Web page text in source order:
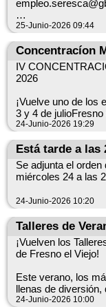
Teléfono: 658165580
25-Junio-2026 09:44
Concentracíon
IV
2026
¡Vuelve uno de los
3 y 4 de
moteraConciertos
€ (incluye regalo,
además la cena)
Inscripciones en el
Plazas limitadas
¡Prepara tu moto y
música y
#FresnoElViejo
#MotorLife
24-Junio-2026 19:29
Está tarde a las
Se adjunta el
miércoles 24 a las
24-Junio-2026 10:20
Talleres de
¡Vuelven los
de Fresno el Viejo!
Este verano, los
llenas de
en una actividad
24-Junio-2026 10:00